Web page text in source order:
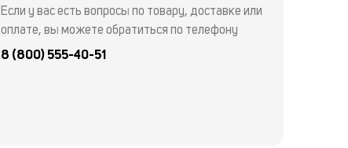
Если у вас есть вопросы по товару, доставке или
оплате, вы можете обратиться по телефону
8 (800) 555-40-51